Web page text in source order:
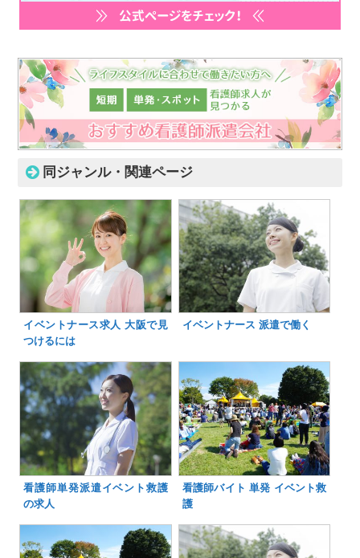
同ジャンル・関連ページ
イベントナース求人 大阪で見
つけるには
イベントナース 派遣で働く
看護師単発派遣イベント救護
の求人
看護師バイト 単発 イベント救
護